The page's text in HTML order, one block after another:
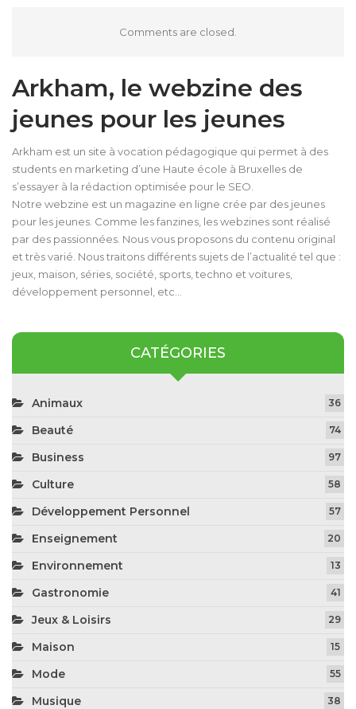
Comments are closed.
Arkham, le webzine des
jeunes pour les jeunes
Arkham est un site à vocation pédagogique qui permet à des
students en marketing d’une Haute école à Bruxelles de
s’essayer à la rédaction optimisée pour le SEO.
Notre webzine est un magazine en ligne crée par des jeunes
pour les jeunes. Comme les fanzines, les webzines sont réalisé
par des passionnées. Nous vous proposons du contenu original
et très varié. Nous traitons différents sujets de l’actualité tel que :
jeux, maison, séries, société, sports, techno et voitures,
développement personnel, etc…
CATÉGORIES
Animaux 36
Beauté 74
Business 97
Culture 58
Développement Personnel 57
Enseignement 20
Environnement 13
Gastronomie 41
Jeux & Loisirs 29
Maison 15
Mode 55
Musique 38